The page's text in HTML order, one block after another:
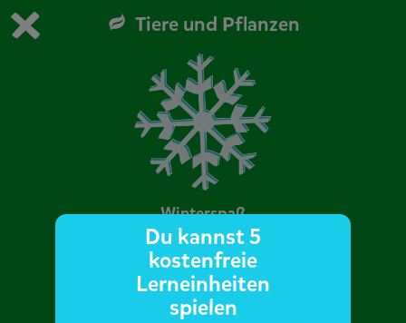
Du spielst die kostenfreie Testversion von scoyo.
Jetzt bestellen
0 1
Tiere und Pflanzen
Winterspaß
Hier gibt es einige lustige Fragen rund um das
Thema „Winter“.
Du kannst 5
kostenfreie
Lerneinheiten
spielen